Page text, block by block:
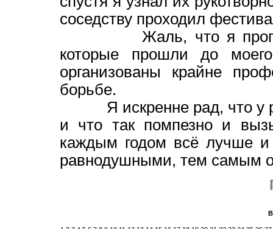
соседству проходил
Жаль, что я
которые прошли до
организованы крайне
борьбе.
Я искренне рад, что у
и что так помпезно и
каждым годом всё лучше и
равнодушными, тем самым